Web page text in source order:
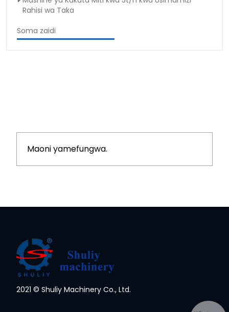
Rahisi wa Taka
Soma zaidi
Maoni yamefungwa.
2021 © Shuliy Machinery Co., Ltd.